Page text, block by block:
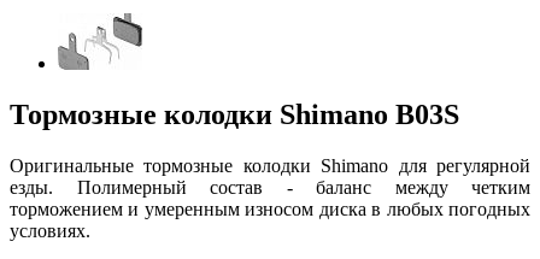
Тормозные колодки Shimano B03S
Оригинальные тормозные колодки Shimano для регулярной
езды. Полимерный состав - баланс между четким
торможением и умеренным износом диска в любых погодных
условиях.